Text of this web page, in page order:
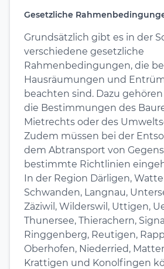
Gesetzliche
Grundsätzlich gibt es in der
verschiedene gesetzliche
Rahmenbedingungen, die
Hausräumungen und
beachten sind. Dazu
die Bestimmungen des
Mietrechts oder des
Zudem müssen bei der
dem Abtransport von
bestimmte Richtlinien
In der Region Därligen,
Schwanden, Langnau,
Zäziwil, Wilderswil, Uttigen,
Thunersee, Thierachern,
Ringgenberg, Reutigen,
Oberhofen, Niederried,
Krattigen und Konolfingen